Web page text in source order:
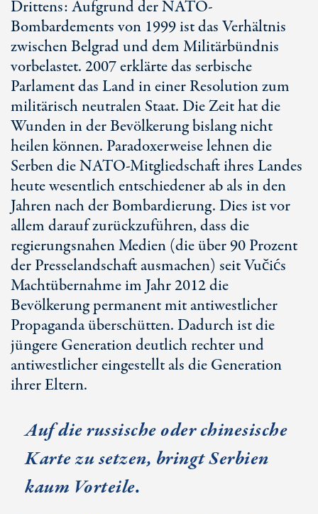
Drittens: Aufgrund der NATO-
Bombardements von 1999 ist das Verhältnis
zwischen Belgrad und dem Militärbündnis
vorbelastet. 2007 erklärte das serbische
Parlament das Land in einer Resolution zum
militärisch neutralen Staat. Die Zeit hat die
Wunden in der Bevölkerung bislang nicht
heilen können. Paradoxerweise lehnen die
Serben die NATO-Mitgliedschaft ihres Landes
heute wesentlich entschiedener ab als in den
Jahren nach der Bombardierung. Dies ist vor
allem darauf zurückzuführen, dass die
regierungsnahen Medien (die über90 Prozent
der Presselandschaft ausmachen) seit Vučićs
Machtübernahme im Jahr 2012 die
Bevölkerung permanent mit antiwestlicher
Propaganda überschütten. Dadurch ist die
jüngere Generation deutlich rechter und
antiwestlicher eingestellt als die Generation
ihrer Eltern.
Auf die russische oder chinesische
Karte zu setzen, bringt Serbien
kaum Vorteile.